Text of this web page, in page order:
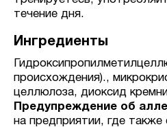
течение дня.
Ингредиенты
происхождения).,
целлюлоза, диоксид
Предупреждение об
на предприятии, где